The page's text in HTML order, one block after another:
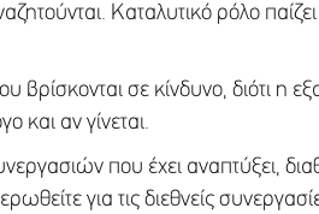
Καταλυτικό ρόλο
σε κίνδυνο, διότι η
και αν γίνεται.
που έχει αναπτύξει,
για τις διεθνείς